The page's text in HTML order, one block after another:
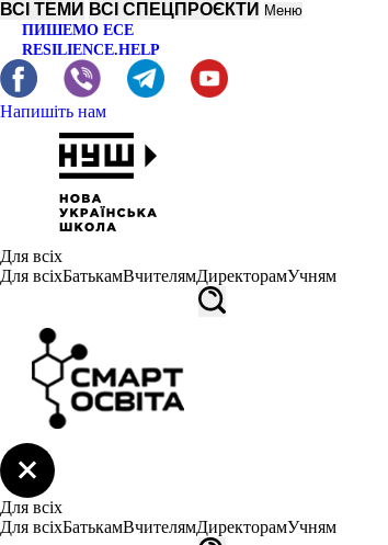
ВСІ ТЕМИ ВСІ СПЕЦПРОЄКТИ Меню
ПИШЕМО ЕСЕ
RESILIENCE.HELP
Напишіть нам
Для всіх
Для всіхБатькамВчителямДиректорамУчням
Для всіх
Для всіхБатькамВчителямДиректорамУчням